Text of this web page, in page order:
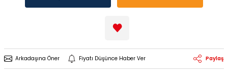
Arkadaşına Öner Fiyatı Düşünce Haber Ver Paylaş